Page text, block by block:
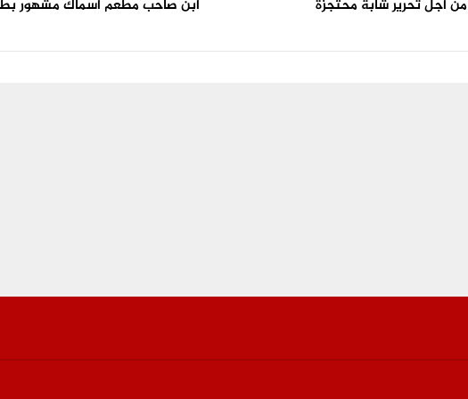
من اجل تحرير شابة محتجزة ابن صاحب مطعم اسماك مشهور